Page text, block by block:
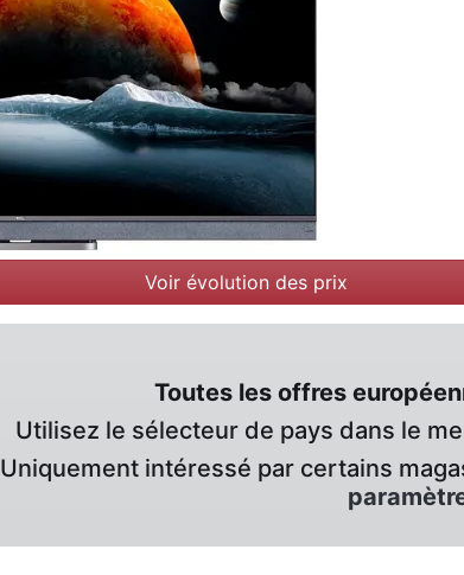
Voir évolution des prix
Toutes les offres
Utilisez le sélecteur de pays dans le
Uniquement intéressé par certains